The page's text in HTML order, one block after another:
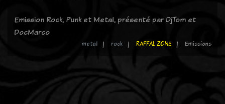
Emission Rock, Punk et Metal, présenté par DjTom et
DocMarco
metal rock RAFFAL ZONE Emissions